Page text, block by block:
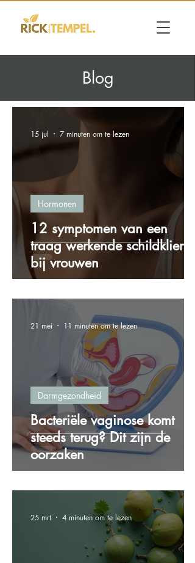
Blog
12 symptomen van een
traag werkende schildklier
bij vrouwen
Hormonen
15 jul 7 minuten om te lezen
Bacteriële vaginose komt
steeds terug? Dit zijn de
oorzaken
Darmgezondheid
21 mei 11 minuten om te lezen
25 mrt 4 minuten om te lezen